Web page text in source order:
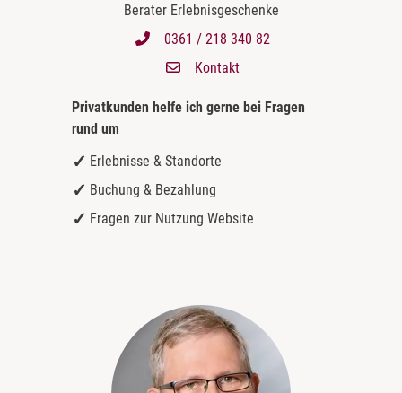
Berater Erlebnisgeschenke
0361 / 218 340 82
Kontakt
Privatkunden helfe ich gerne bei Fragen
rund um
Erlebnisse & Standorte
Buchung & Bezahlung
Fragen zur Nutzung Website